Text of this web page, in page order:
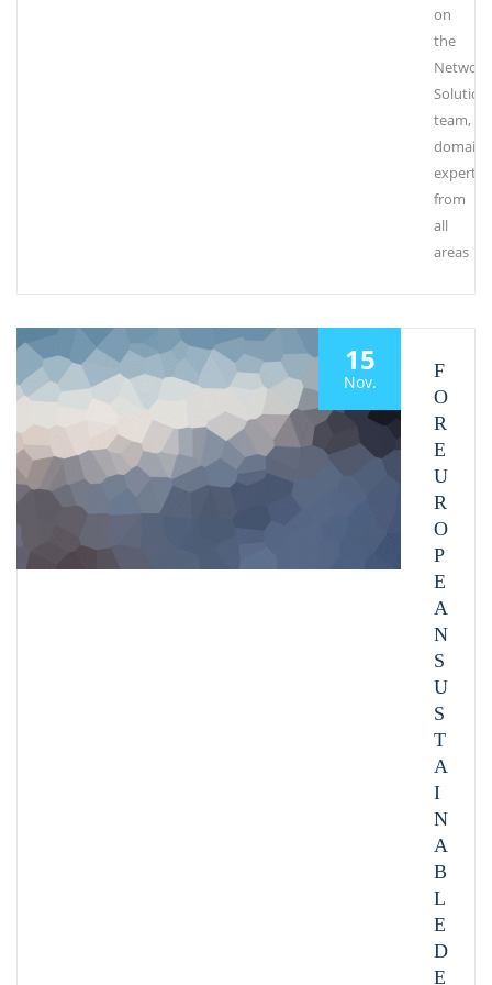
on
the
Network
team,
domain
experts
from
all
areas
15
Nov.
F
O
R
E
U
R
O
P
E
A
N
S
U
S
T
A
I
N
A
B
L
E
D
E